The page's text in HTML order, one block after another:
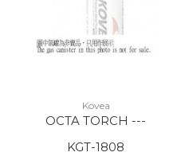
Kovea
OCTA TORCH ---
KGT-1808